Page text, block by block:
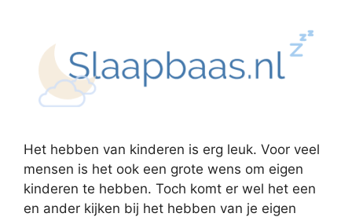
Het hebben van kinderen is erg leuk. Voor veel
mensen is het ook een grote wens om eigen
kinderen te hebben. Toch komt er wel het een
en ander kijken bij het hebben van je eigen